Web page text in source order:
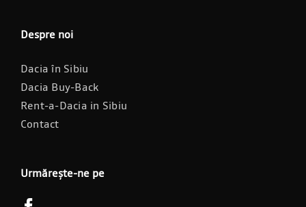
Despre noi
Dacia în Sibiu
Dacia Buy-Back
Rent-a-Dacia in Sibiu
Contact
Urmărește-ne pe